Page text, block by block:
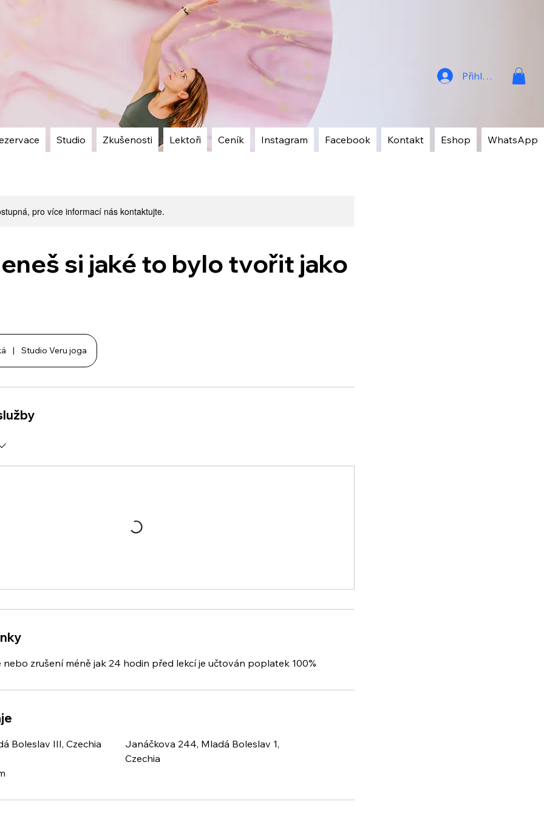
Studio Zkušenosti Lektoři Ceník Instagram Facebook Kontakt Eshop WhatsApp
Přihlásit
pro více informací nás kontaktujte.
si jaké to bylo tvořit jako
| Studio Veru joga
nebo zrušení méně jak 24 hodin před lekcí je učtován poplatek 100%
Boleslav III, Czechia
Janáčkova 244, Mladá Boleslav 1,
Czechia